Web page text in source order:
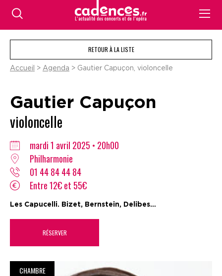
RETOUR À LA LISTE
Accueil > Agenda > Gautier Capuçon, violoncelle
Gautier Capuçon
violoncelle
mardi 1 avril 2025 • 20h00
Philharmonie
01 44 84 44 84
Entre 12€ et 55€
Les Capucelli. Bizet, Bernstein, Delibes…
RÉSERVER
CHAMBRE